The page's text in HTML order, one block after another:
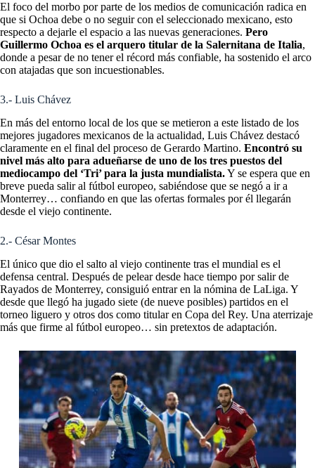
El foco del morbo por parte de los medios de comunicación radica en
que si Ochoa debe o no seguir con el seleccionado mexicano, esto
respecto a dejarle el espacio a las nuevas generaciones. Pero
Guillermo Ochoa es el arquero titular de la Salernitana de Italia,
donde a pesar de no tener el récord más confiable, ha sostenido el arco
con atajadas que son incuestionables.
3.- Luis Chávez
En más del entorno local de los que se metieron a este listado de los
mejores jugadores mexicanos de la actualidad, Luis Chávez destacó
claramente en el final del proceso de Gerardo Martino. Encontró su
nivel más alto para adueñarse de uno de los tres puestos del
mediocampo del ‘Tri’ para la justa mundialista.Y se espera que en
breve pueda salir al fútbol europeo, sabiéndose que se negó a ir a
Monterrey… confiando en que las ofertas formales por él llegarán
desde el viejo continente.
2.- César Montes
El único que dio el salto al viejo continente tras el mundial es el
defensa central. Después de pelear desde hace tiempo por salir de
Rayados de Monterrey, consiguió entrar en la nómina de LaLiga. Y
desde que llegó ha jugado siete (de nueve posibles) partidos en el
torneo liguero y otros dos como titular en Copa del Rey. Una aterrizaje
más que firme al fútbol europeo… sin pretextos de adaptación.